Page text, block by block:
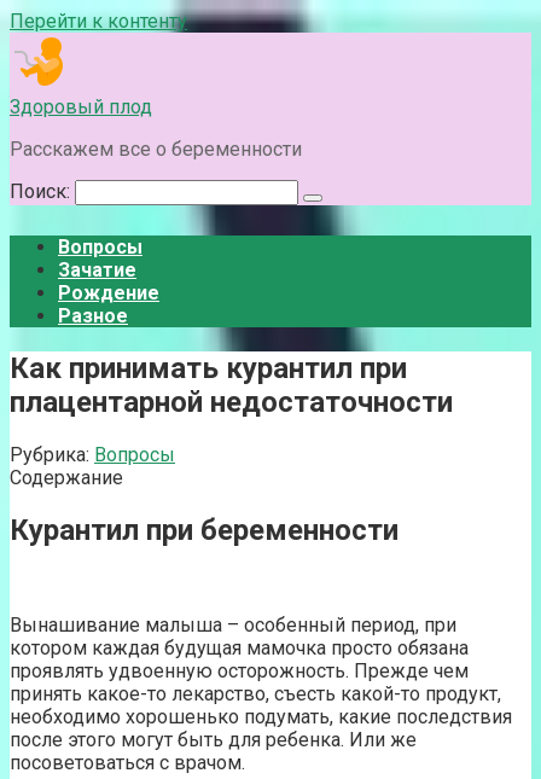
Перейти к контенту
Здоровый плод
Расскажем все о беременности
Поиск:
Вопросы
Зачатие
Рождение
Разное
Как принимать курантил при
плацентарной недостаточности
Рубрика: Вопросы
Содержание
Курантил при беременности
Вынашивание малыша – особенный период, при
котором каждая будущая мамочка просто обязана
проявлять удвоенную осторожность. Прежде чем
принять какое-то лекарство, съесть какой-то продукт,
необходимо хорошенько подумать, какие последствия
после этого могут быть для ребенка. Или же
посоветоваться с врачом.